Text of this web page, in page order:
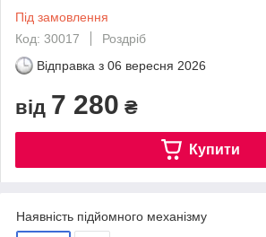
Під замовлення
Код: 30017
Роздріб
Відправка з 06 вересня 2026
від 7 280 ₴
Купити
Наявність підйомного механізму